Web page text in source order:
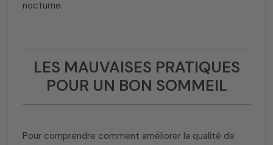
nocturne.
LES MAUVAISES PRATIQUES
POUR UN BON SOMMEIL
Pour comprendre comment améliorer la qualité de